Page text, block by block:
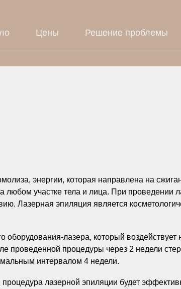
Цены Решение проблемы
энергии, которая направлена на
участке тела и лица. При проведении
Лазерная эпиляция является
лазера, который
проведенной процедуры через 2 недели
интервалом 4 недели.
процедура лазерной эпиляции будет